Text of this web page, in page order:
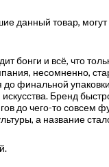
данный товар, могут
бонги и всё, что
несомненно,
финальной
Бренд
до чего-то совсем
а название